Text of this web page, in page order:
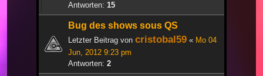
Antworten: 15
Bug des shows sous QS
Letzter Beitrag von cristobal59 « Mo 04
Jun, 2012 9:23 pm
Antworten: 2